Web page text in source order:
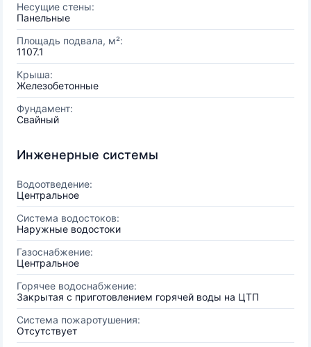
Несущие стены:
Панельные
Площадь подвала, м²:
1107.1
Крыша:
Железобетонные
Фундамент:
Свайный
Инженерные системы
Водоотведение:
Центральное
Система водостоков:
Наружные водостоки
Газоснабжение:
Центральное
Горячее водоснабжение:
Закрытая с приготовлением горячей воды на ЦТП
Система пожаротушения:
Отсутствует